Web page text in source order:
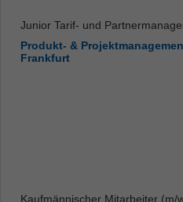
Junior Tarif- und
Produkt- &
Frankfurt
Kaufmännischer Mitarbeiter (m/